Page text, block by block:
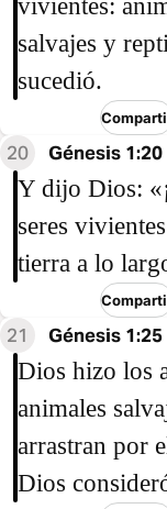
vivientes:
salvajes y
sucedió.
20 Génesis 1:20
Y dijo Dios:
seres
tierra a lo
21 Génesis 1:25
Dios hizo los
animales
arrastran por
Dios